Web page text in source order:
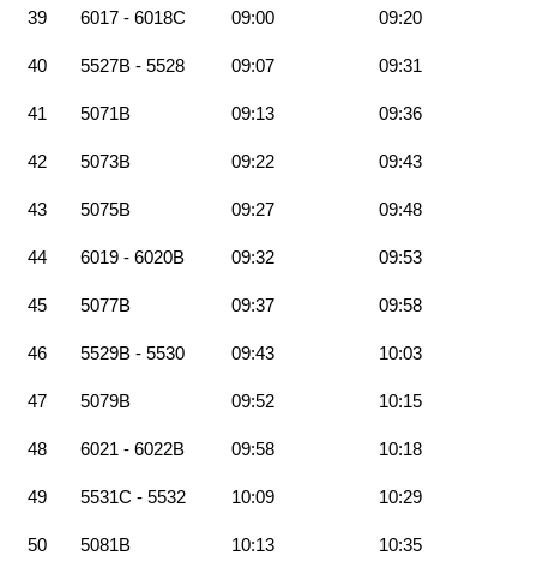
39 6017 - 6018C 09:00 09:20
40 5527B - 5528 09:07 09:31
41 5071B 09:13 09:36
42 5073B 09:22 09:43
43 5075B 09:27 09:48
44 6019 - 6020B 09:32 09:53
45 5077B 09:37 09:58
46 5529B - 5530 09:43 10:03
47 5079B 09:52 10:15
48 6021 - 6022B 09:58 10:18
49 5531C - 5532 10:09 10:29
50 5081B 10:13 10:35